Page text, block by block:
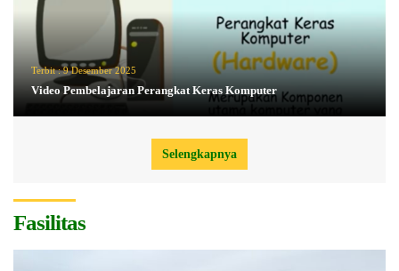
Terbit :9 Desember 2025
Video Pembelajaran Perangkat Keras Komputer
Selengkapnya
Fasilitas